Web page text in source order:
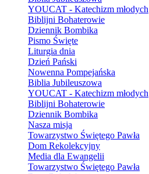
YOUCAT - Katechizm młodych
Biblijni Bohaterowie
Dziennik Bombika
Pismo Święte
Liturgia dnia
Dzień Pański
Nowenna Pompejańska
Biblia Jubileuszowa
YOUCAT - Katechizm młodych
Biblijni Bohaterowie
Dziennik Bombika
Nasza misja
Towarzystwo Świętego Pawła
Dom Rekolekcyjny
Media dla Ewangelii
Towarzystwo Świętego Pawła